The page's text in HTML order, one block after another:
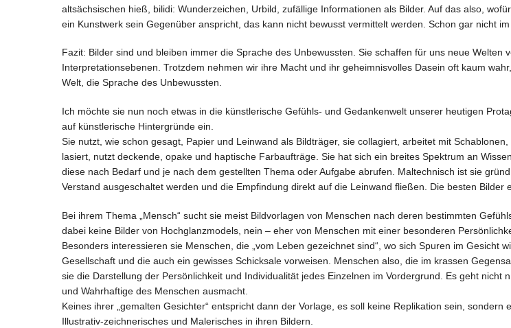
altsächsischen hieß, bilidi: Wunderzeichen, Urbild, zufällige Informationen als Bilder. Auf das also,
ein Kunstwerk sein Gegenüber anspricht, das kann nicht bewusst vermittelt werden. Schon gar nicht im
Fazit: Bilder sind und bleiben immer die Sprache des Unbewussten. Sie schaffen für uns neue
Interpretationsebenen. Trotzdem nehmen wir ihre Macht und ihr geheimnisvolles Dasein oft kaum
Welt, die Sprache des Unbewussten.
Ich möchte sie nun noch etwas in die künstlerische Gefühls- und Gedankenwelt unserer heutigen
auf künstlerische Hintergründe ein.
Sie nutzt, wie schon gesagt, Papier und Leinwand als Bildträger, sie collagiert, arbeitet mit
lasiert, nutzt deckende, opake und haptische Farbaufträge. Sie hat sich ein breites Spektrum an
diese nach Bedarf und je nach dem gestellten Thema oder Aufgabe abrufen. Maltechnisch ist sie
Verstand ausgeschaltet werden und die Empfindung direkt auf die Leinwand fließen. Die besten Bilder
Bei ihrem Thema „Mensch“ sucht sie meist Bildvorlagen von Menschen nach deren bestimmten
dabei keine Bilder von Hochglanzmodels, nein – eher von Menschen mit einer besonderen
Besonders interessieren sie Menschen, die „vom Leben gezeichnet sind“, wo sich Spuren im
Gesellschaft und die auch ein gewisses Schicksale vorweisen. Menschen also, die im krassen
sie die Darstellung der Persönlichkeit und Individualität jedes Einzelnen im Vordergrund. Es geht
und Wahrhaftige des Menschen ausmacht.
Keines ihrer „gemalten Gesichter“ entspricht dann der Vorlage, es soll keine Replikation sein,
Illustrativ-zeichnerisches und Malerisches in ihren Bildern.